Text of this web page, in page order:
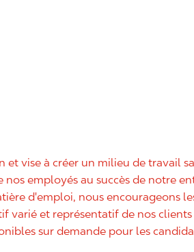
et vise à créer un milieu de travail
employés au succès de notre
d'emploi, nous encourageons
varié et représentatif de nos clients
sur demande pour les